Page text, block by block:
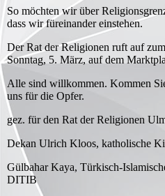
So möchten wir über
dass wir füreinander einstehen.
Der Rat der Religionen ruft auf
Sonntag, 5. März, auf dem
Alle sind willkommen. Kommen
uns für die Opfer.
gez. für den Rat der Religionen
Dekan Ulrich Kloos, katholische
Gülbahar Kaya, Türkisch-
DITIB